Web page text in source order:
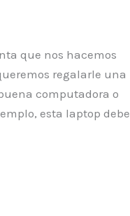
que nos hacemos
regalarle una
computadora o
esta laptop debe